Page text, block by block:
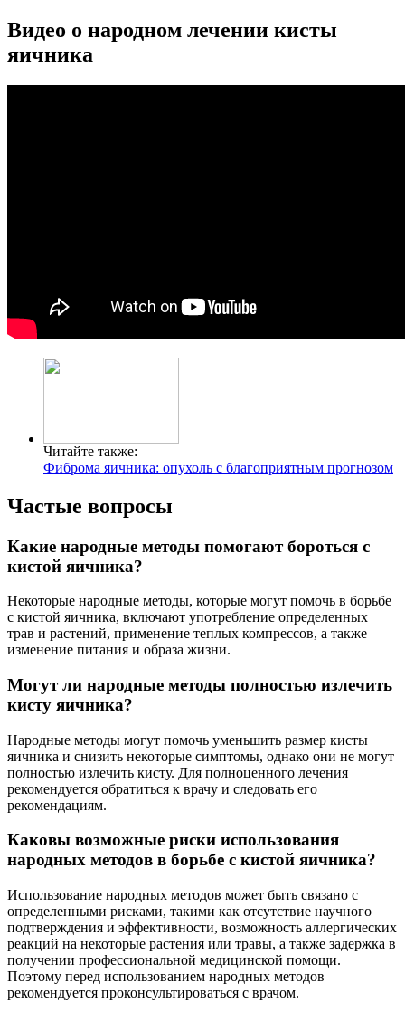
Видео о народном лечении кисты
яичника
Читайте также:
Фиброма яичника: опухоль с благоприятным прогнозом
Частые вопросы
Какие народные методы помогают бороться с
кистой яичника?
Некоторые народные методы, которые могут помочь в борьбе
с кистой яичника, включают употребление определенных
трав и растений, применение теплых компрессов, а также
изменение питания и образа жизни.
Могут ли народные методы полностью излечить
кисту яичника?
Народные методы могут помочь уменьшить размер кисты
яичника и снизить некоторые симптомы, однако они не могут
полностью излечить кисту. Для полноценного лечения
рекомендуется обратиться к врачу и следовать его
рекомендациям.
Каковы возможные риски использования
народных методов в борьбе с кистой яичника?
Использование народных методов может быть связано с
определенными рисками, такими как отсутствие научного
подтверждения и эффективности, возможность аллергических
реакций на некоторые растения или травы, а также задержка в
получении профессиональной медицинской помощи.
Поэтому перед использованием народных методов
рекомендуется проконсультироваться с врачом.